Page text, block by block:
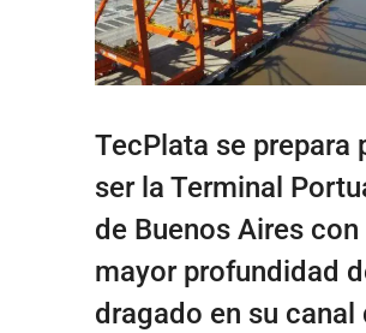
TecPlata se prepara
ser la Terminal
de Buenos Aires con
mayor profundidad
dragado en su canal